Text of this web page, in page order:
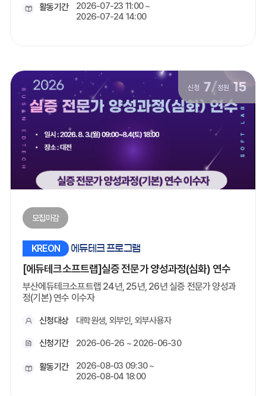
활동기간
2026-07-23 11:00 ~
2026-07-24 14:00
신청 7/정원 15
모집마감
KREON 에듀테크 프로그램
[에듀테크소프트랩]실증 전문가 양성과정(심화) 연수
부산에듀테크소프트랩 24년, 25년, 26년 실증 전문가 양성과
정(기본) 연수 이수자
신청대상 대학원생, 외부인, 외부사용자
신청기간 2026-06-26 ~ 2026-06-30
활동기간
2026-08-03 09:30 ~
2026-08-04 18:00